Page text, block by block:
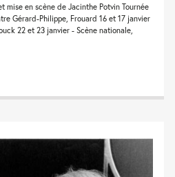
mise en scène de Jacinthe Potvin Tournée
Gérard-Philippe, Frouard 16 et 17 janvier
22 et 23 janvier - Scène nationale,